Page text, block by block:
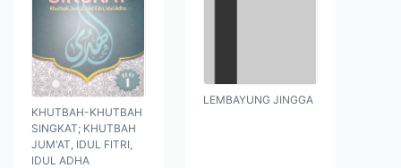
KHUTBAH-KHUTBAH
SINGKAT; KHUTBAH
JUM'AT, IDUL FITRI,
IDUL ADHA
LEMBAYUNG JINGGA